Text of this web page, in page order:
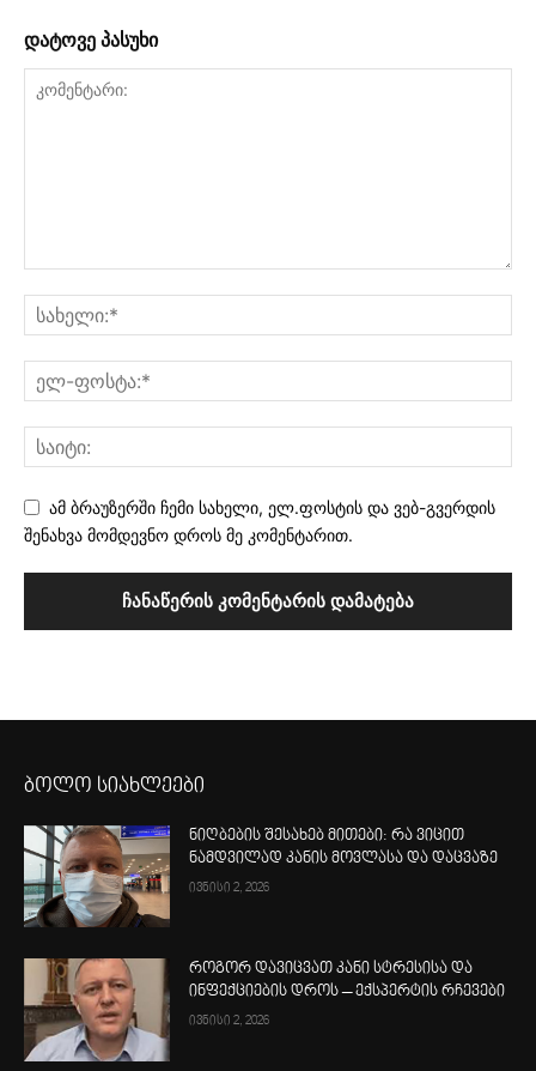
დატოვე პასუხი
ამ ბრაუზერში ჩემი სახელი, ელ.ფოსტის და ვებ-გვერდის
შენახვა მომდევნო დროს მე კომენტარით.
ბოლო სიახლეები
ნიღბების შესახებ მითები: რა ვიცით
ნამდვილად კანის მოვლასა და დაცვაზე
ივნისი 2, 2026
როგორ დავიცვათ კანი სტრესისა და
ინფექციების დროს – ექსპერტის რჩევები
ივნისი 2, 2026